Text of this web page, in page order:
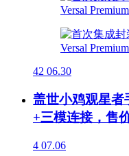
42 06.30
盖世小鸡观星者
+三模连接，售
4 07.06